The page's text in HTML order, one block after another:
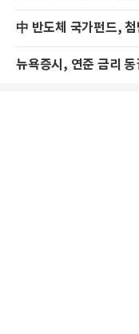
中 반도체 국가펀드,
뉴욕증시, 연준 금리